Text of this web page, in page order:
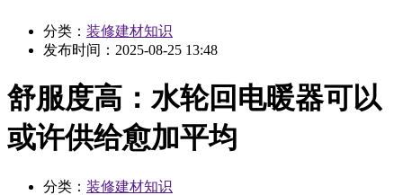
分类： 装修建材知识
发布时间： 2025-08-25 13:48
舒服度高：水轮回电暖器可以
或许供给愈加平均
分类： 装修建材知识